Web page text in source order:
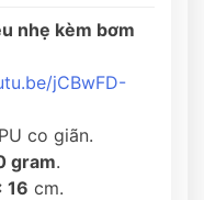
nhẹ kèm bơm
jCBwFD-
co giãn.
gram.
16 cm.